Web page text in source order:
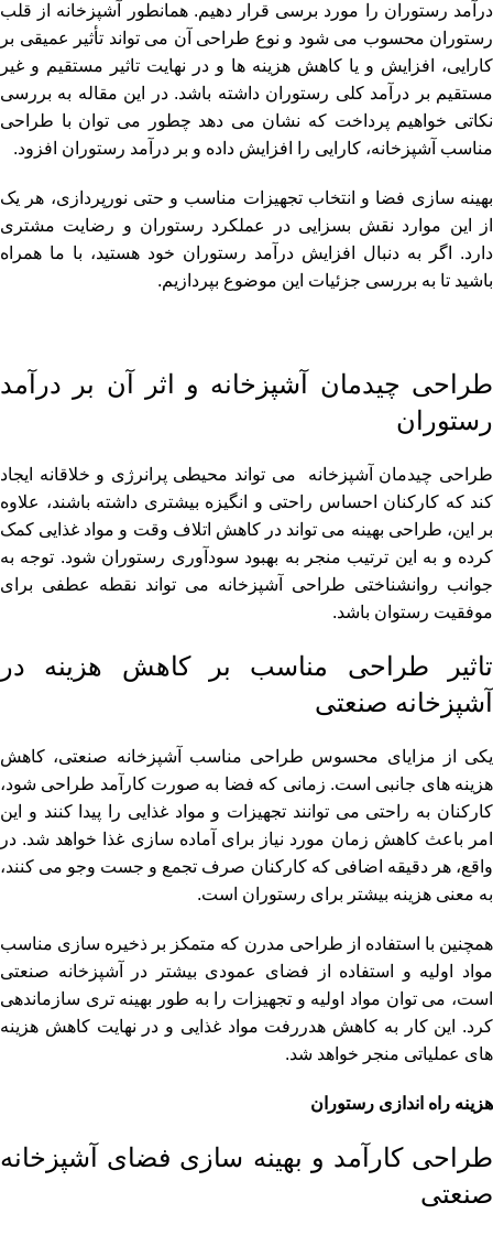
درآمد رستوران را مورد برسی قرار دهیم. همانطور آشپزخانه از قلب
رستوران محسوب می شود و نوع طراحی آن می تواند تأثیر عمیقی بر
کارایی، افزایش و یا کاهش هزینه ها و در نهایت تاثیر مستقیم و غیر
مستقیم بر درآمد کلی رستوران داشته باشد. در این مقاله به بررسی
نکاتی خواهیم پرداخت که نشان می دهد چطور می توان با طراحی
مناسب آشپزخانه، کارایی را افزایش داده و بر درآمد رستوران افزود.
بهینه سازی فضا و انتخاب تجهیزات مناسب و حتی نورپردازی، هر یک
از این موارد نقش بسزایی در عملکرد رستوران و رضایت مشتری
دارد. اگر به دنبال افزایش درآمد رستوران خود هستید، با ما همراه
باشید تا به بررسی جزئیات این موضوع بپردازیم.
طراحی چیدمان آشپزخانه و اثر آن بر درآمد
رستوران
طراحی چیدمان آشپزخانه می تواند محیطی پرانرژی و خلاقانه ایجاد
کند که کارکنان احساس راحتی و انگیزه بیشتری داشته باشند، علاوه
بر این، طراحی بهینه می تواند در کاهش اتلاف وقت و مواد غذایی کمک
کرده و به این ترتیب منجر به بهبود سودآوری رستوران شود. توجه به
جوانب روانشناختی طراحی آشپزخانه می تواند نقطه عطفی برای
موفقیت رستوان باشد.
تاثیر طراحی مناسب بر کاهش هزینه در
آشپزخانه صنعتی
یکی از مزایای محسوس طراحی مناسب آشپزخانه صنعتی، کاهش
هزینه های جانبی است. زمانی که فضا به صورت کارآمد طراحی شود،
کارکنان به راحتی می توانند تجهیزات و مواد غذایی را پیدا کنند و این
امر باعث کاهش زمان مورد نیاز برای آماده سازی غذا خواهد شد. در
واقع، هر دقیقه اضافی که کارکنان صرف تجمع و جست وجو می کنند،
به معنی هزینه بیشتر برای رستوران است.
همچنین با استفاده از طراحی مدرن که متمکز بر ذخیره سازی مناسب
مواد اولیه و استفاده از فضای عمودی بیشتر در آشپزخانه صنعتی
است، می توان مواد اولیه و تجهیزات را به طور بهینه تری سازماندهی
کرد. این کار به کاهش هدررفت مواد غذایی و در نهایت کاهش هزینه
های عملیاتی منجر خواهد شد.
هزینه راه اندازی رستوران
طراحی کارآمد و بهینه سازی فضای آشپزخانه
صنعتی